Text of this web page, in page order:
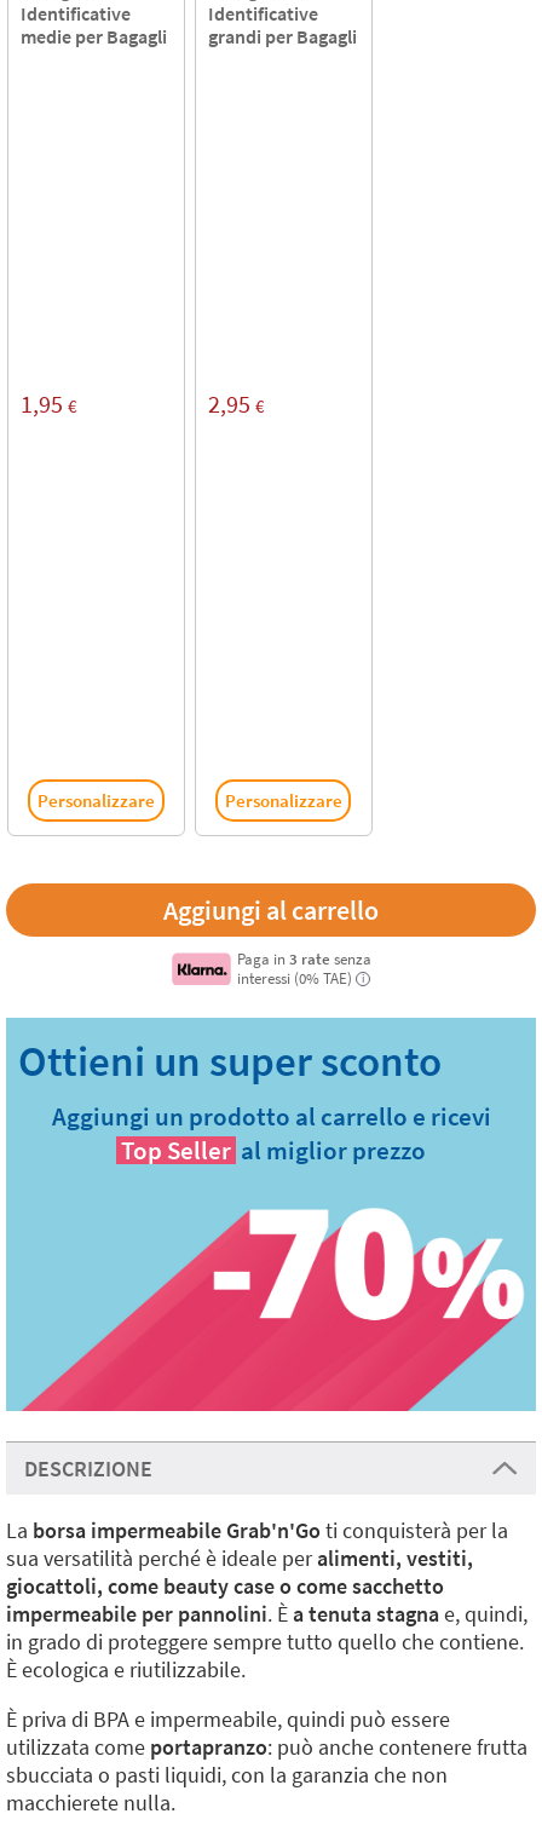
Identificative
medie per Bagagli
1,95 €
Personalizzare
Identificative
grandi per Bagagli
2,95 €
Personalizzare
Paga in 3 rate senza
interessi (0% TAE)
i
Aggiungi un prodotto al carrello e ricevi
Top Seller al miglior prezzo
DESCRIZIONE
La borsa impermeabile Grab'n'Goti conquisterà per la
sua versatilità perché è ideale peralimenti, vestiti,
giocattoli, come beauty case o come sacchetto
impermeabile per pannolini. Èa tenuta stagnae, quindi,
in grado di proteggere sempre tutto quello che contiene.
È ecologica e riutilizzabile.
È priva di BPA e impermeabile, quindi può essere
utilizzata come portapranzo: può anche contenere frutta
sbucciata o pasti liquidi, con la garanzia che non
macchierete nulla.